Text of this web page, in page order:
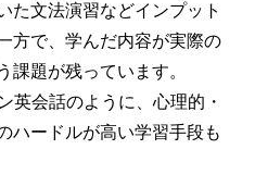
た文法演習などインプット
方で、学んだ内容が実際の
課題が残っています。
英会話のように、心理的・
ハードルが高い学習手段も